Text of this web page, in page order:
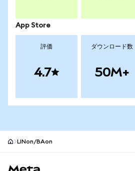
App Store
評価
4.7
ダウンロード数
50M+
LINon/BAon